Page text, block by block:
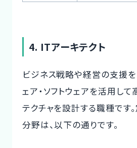
4. ITアーキテクト
ビジネス戦略や経営の支援を
ェア・ソフトウェアを活用し
テクチャを設計する職種です
分野は、以下の通りです。